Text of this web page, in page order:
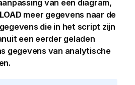
van een diagram,
LOAD meer gegevens naar de
die in het script zijn
een eerder geladen
gegevens van analytische